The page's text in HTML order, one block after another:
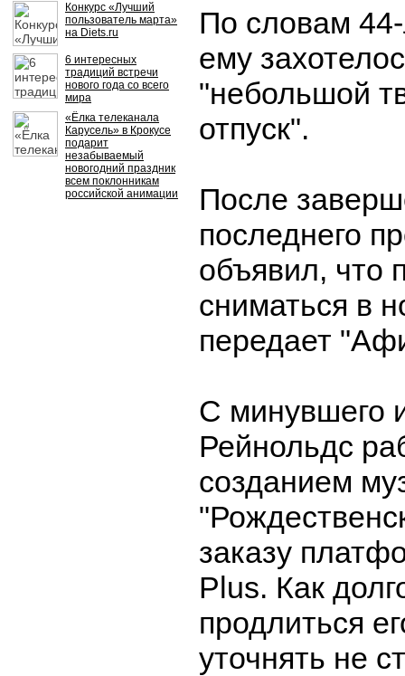
Конкурс «Лучший
пользователь марта»
на Diets.ru
6 интересных
традиций встречи
нового года со всего
мира
«Ёлка телеканала
Карусель» в Крокусе
подарит
незабываемый
новогодний праздник
всем поклонникам
российской анимации
По словам 44-
ему
"небольшой
отпуск".
После
последнего
объявил, что
сниматься в
передает
С минувшего
Рейнольдс
созданием
заказу
Plus. Как
продлиться
уточнять не